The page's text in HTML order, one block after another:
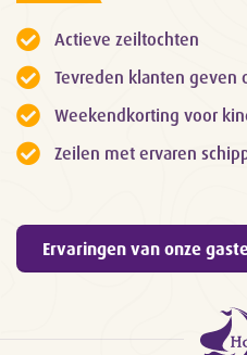
Actieve zeiltochten
Tevreden klanten geven
Weekendkorting voor
Zeilen met ervaren
Ervaringen van onze